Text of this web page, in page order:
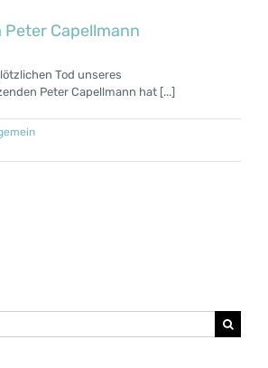
Peter Capellmann
Tod unseres
Peter Capellmann hat [...]